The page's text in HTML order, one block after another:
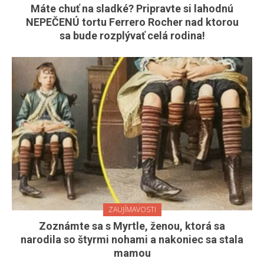
Máte chuť na sladké? Pripravte si lahodnú
NEPEČENÚ tortu Ferrero Rocher nad ktorou
sa bude rozplývať celá rodina!
ZAUJÍMAVOSTI
Zoznámte sa s Myrtle, ženou, ktorá sa
narodila so štyrmi nohami a nakoniec sa stala
mamou